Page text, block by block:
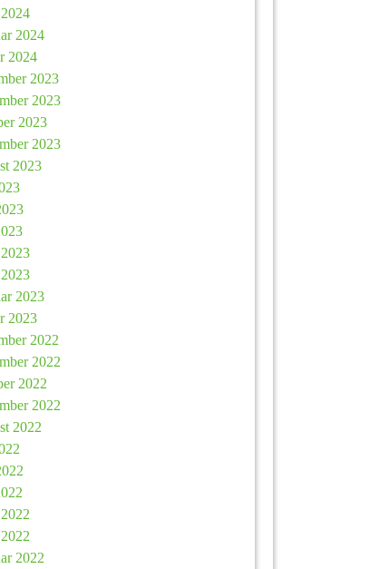
2024
2024
2023
2023
2023
2023
2023
2023
2023
2022
2022
2022
2022
2022
2022